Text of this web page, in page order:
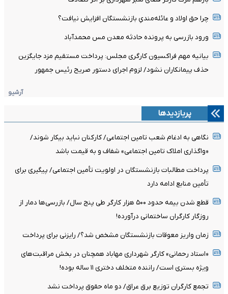
چرا حق اولاد و عائله‌مندیِ بازنشستگان افزایش نیافت؟
ورود بازرسی به پرونده حادثه معدن مس محمدآباد
بیانیه مهم فراکسیون کارگری مجلس: پرداخت مستقیم مزد جایگزین
حذف پیمانکاران نشود/ لزوم اجرای دستور صریح رئیس جمهور
آرشیو
پربازدیدها
نگاهی به ادغام شعب تامین اجتماعی/ کارکنان نباید بیکار شوند/
«واگذاری املاک تامین اجتماعی» شفاف و به قیمت باشد
پرداخت مطالبات بازنشستگان در اولویت تأمین اجتماعی/ پیگیری برای
تأمین منابع ادامه دارد
قطع شدن بیمه حدود ۵۰۰ هزار کارگر طی پنج سال/ بازرسی‌ها دمار از
روزگار کارگران ساختمانی درآورده!
زمان واریز معوقات بازنشستگان مشخص شد؟/ رایزنی برای پرداخت
«استاد رحمانی» کارگر شهرداری مهاباد همچنان در بخش مراقبت‌های
ویژه بستری است/ راننده متخلف دختری ۱۱ ساله بوده!
تجمع کارگران توزیع برق عراق/ دو ماه حقوق پرداخت نشد